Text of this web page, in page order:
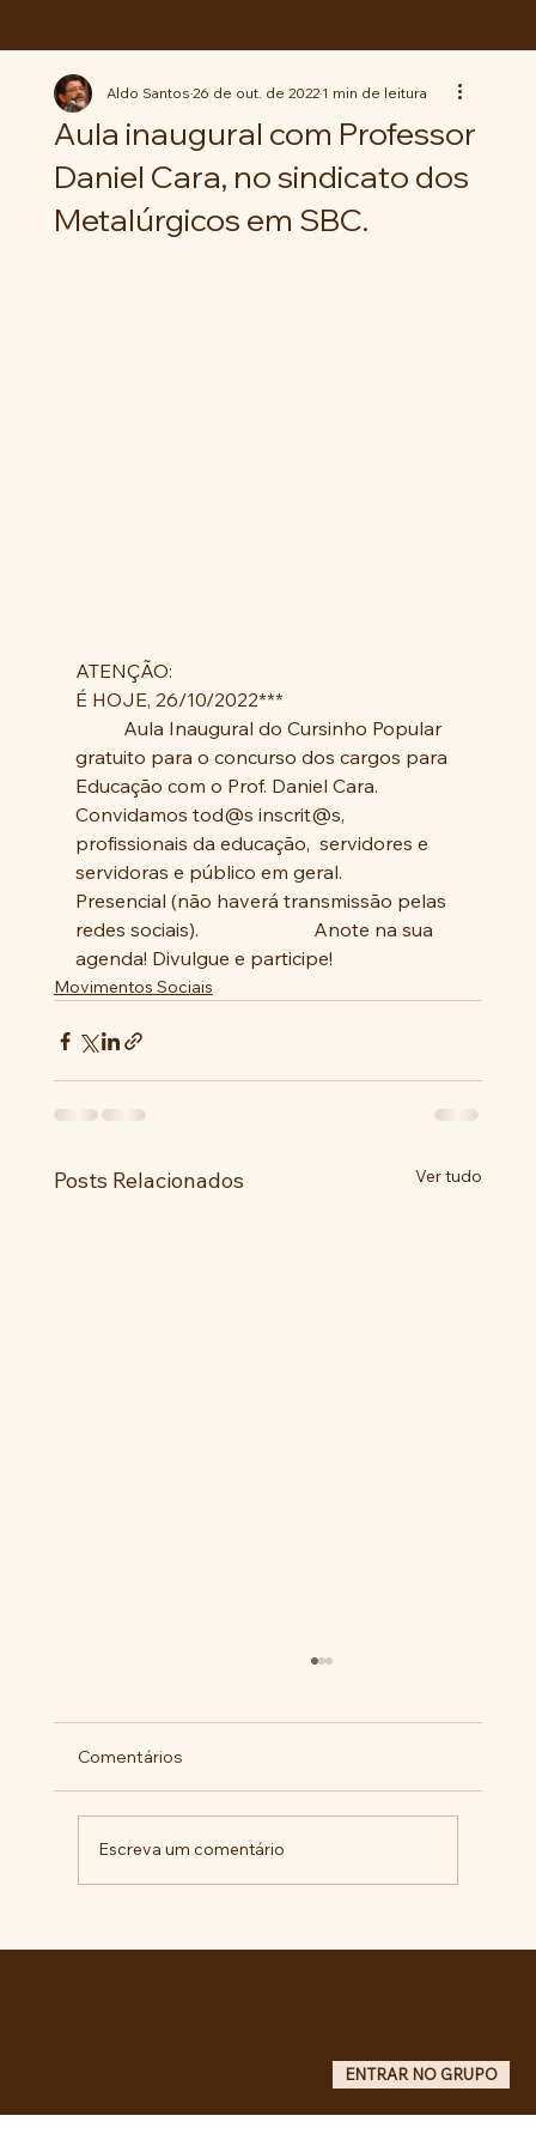
Aula inaugural com Professor
Daniel Cara, no sindicato dos
Metalúrgicos em SBC.
Aldo Santos26 de out. de 20221 min de leitura
ATENÇÃO:
É HOJE, 26/10/2022***
gratuito para o concurso dos cargos para
Educação com o Prof. Daniel Cara.
Convidamos tod@s inscrit@s,
profissionais da educação,  servidores e
servidoras e público em geral.
Presencial (não haverá transmissão pelas
redes sociais).                        Anote na sua
agenda! Divulgue e participe!
Movimentos Sociais
Posts Relacionados Ver tudo
Comentários
Escreva um comentário
ENTRAR NO GRUPO